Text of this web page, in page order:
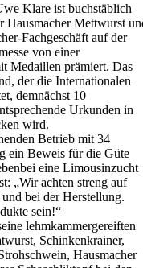
Klare ist buchstäblich
Hausmacher Mettwurst
Fachgeschäft auf der
von einer
Medaillen prämiert. Das
der die Internationalen
demnächst 10
Urkunden in
wird.
Betrieb mit 34
ein Beweis für die Güte
eine Limousinzucht
„Wir achten streng auf
bei der Herstellung.
sein!“
lehmkammergereiften
Schinkenkrainer,
Hausmacher